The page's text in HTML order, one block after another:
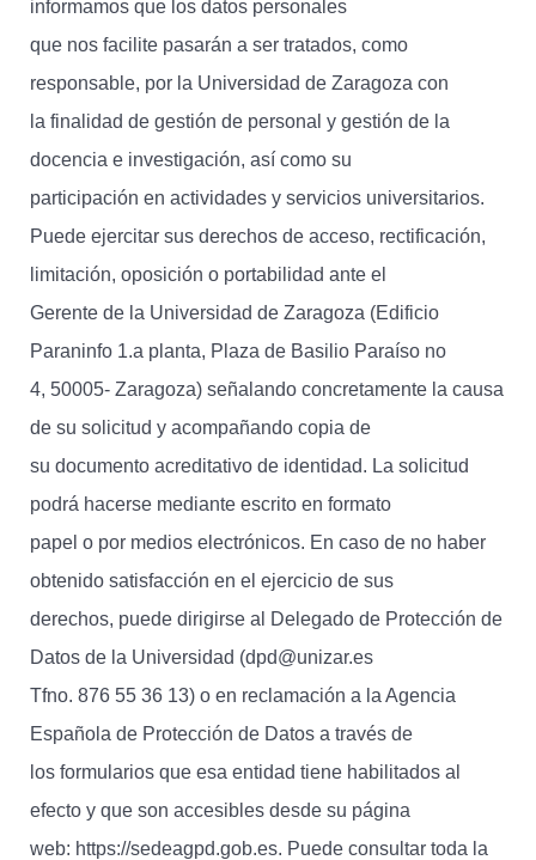
informamos que los datos personales
que nos facilite pasarán a ser tratados, como
responsable, por la Universidad de Zaragoza con
la finalidad de gestión de personal y gestión de la
docencia e investigación, así como su
participación en actividades y servicios universitarios.
Puede ejercitar sus derechos de acceso, rectificación,
limitación, oposición o portabilidad ante el
Gerente de la Universidad de Zaragoza (Edificio
Paraninfo 1.a planta, Plaza de Basilio Paraíso no
4, 50005- Zaragoza) señalando concretamente la causa
de su solicitud y acompañando copia de
su documento acreditativo de identidad. La solicitud
podrá hacerse mediante escrito en formato
papel o por medios electrónicos. En caso de no haber
obtenido satisfacción en el ejercicio de sus
derechos, puede dirigirse al Delegado de Protección de
Datos de la Universidad (dpd@unizar.es
Tfno. 876 55 36 13) o en reclamación a la Agencia
Española de Protección de Datos a través de
los formularios que esa entidad tiene habilitados al
efecto y que son accesibles desde su página
web: https://sedeagpd.gob.es. Puede consultar toda la